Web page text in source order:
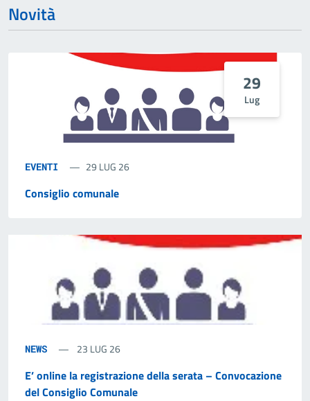
Novità
29
Lug
EVENTI 29 LUG 26
Consiglio comunale
NEWS 23 LUG 26
E’ online la registrazione della serata – Convocazione
del Consiglio Comunale